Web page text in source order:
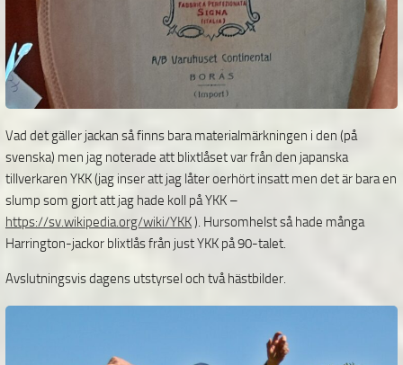
Vad det gäller jackan så finns bara materialmärkningen i den (på
svenska) men jag noterade att blixtlåset var från den japanska
tillverkaren YKK (jag inser att jag låter oerhört insatt men det är bara en
slump som gjort att jag hade koll på YKK –
https://sv.wikipedia.org/wiki/YKK). Hursomhelst så hade många
Harrington-jackor blixtlås från just YKK på 90-talet.
Avslutningsvis dagens utstyrsel och två hästbilder.